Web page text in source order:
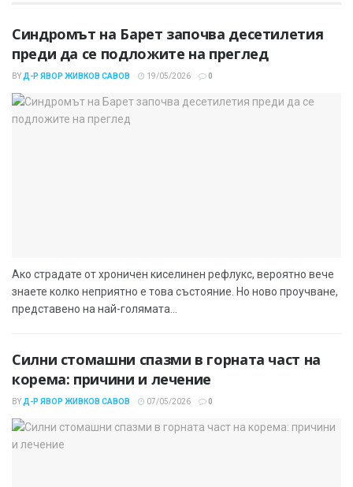
Синдромът на Барет започва десетилетия
преди да се подложите на преглед
BY Д-Р ЯВОР ЖИВКОВ САВОВ 19/05/2026 0
Ако страдате от хроничен киселинен рефлукс, вероятно вече
знаете колко неприятно е това състояние. Но ново проучване,
представено на най-голямата...
Силни стомашни спазми в горната част на
корема: причини и лечение
BY Д-Р ЯВОР ЖИВКОВ САВОВ 07/05/2026 0